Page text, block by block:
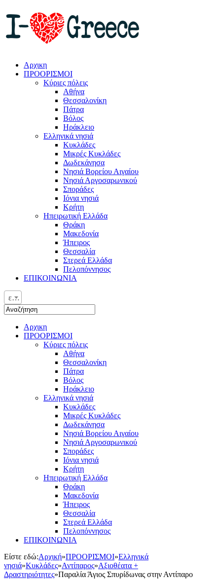
Αρχικη
ΠΡΟΟΡΙΣΜΟΙ
Κύριες πόλεις
Αθήνα
Θεσσαλονίκη
Πάτρα
Βόλος
Ηράκλειο
Ελληνικά νησιά
Κυκλάδες
Μικρές Κυκλάδες
Δωδεκάνησα
Νησιά Βορείου Αιγαίου
Νησιά Αργοσαρωνικού
Σποράδες
Ιόνια νησιά
Κρήτη
Ηπειρωτική Ελλάδα
Θράκη
Μακεδονία
Ήπειρος
Θεσσαλία
Στερεά Ελλάδα
Πελοπόννησος
ΕΠΙΚΟΙΝΩΝΙΑ
ελ
Αρχικη
ΠΡΟΟΡΙΣΜΟΙ
Κύριες πόλεις
Αθήνα
Θεσσαλονίκη
Πάτρα
Βόλος
Ηράκλειο
Ελληνικά νησιά
Κυκλάδες
Μικρές Κυκλάδες
Δωδεκάνησα
Νησιά Βορείου Αιγαίου
Νησιά Αργοσαρωνικού
Σποράδες
Ιόνια νησιά
Κρήτη
Ηπειρωτική Ελλάδα
Θράκη
Μακεδονία
Ήπειρος
Θεσσαλία
Στερεά Ελλάδα
Πελοπόννησος
ΕΠΙΚΟΙΝΩΝΙΑ
Είστε εδώ:Αρχική»ΠΡΟΟΡΙΣΜΟΙ»Ελληνικά
νησιά»Κυκλάδες»Αντίπαρος»Αξιοθέατα +
Δραστηριότητες»Παραλία Άγιος Σπυρίδωνας στην Αντίπαρο